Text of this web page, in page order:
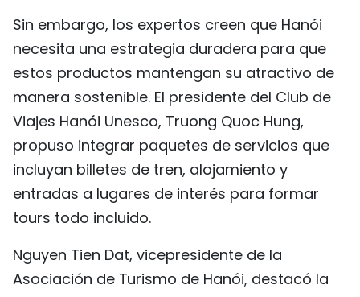
Sin embargo, los expertos creen que Hanói
necesita una estrategia duradera para que
estos productos mantengan su atractivo de
manera sostenible. El presidente del Club de
Viajes Hanói Unesco, Truong Quoc Hung,
propuso integrar paquetes de servicios que
incluyan billetes de tren, alojamiento y
entradas a lugares de interés para formar
tours todo incluido.
Nguyen Tien Dat, vicepresidente de la
Asociación de Turismo de Hanói, destacó la